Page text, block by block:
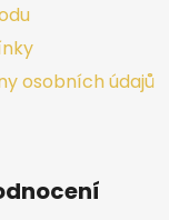
osobních údajů